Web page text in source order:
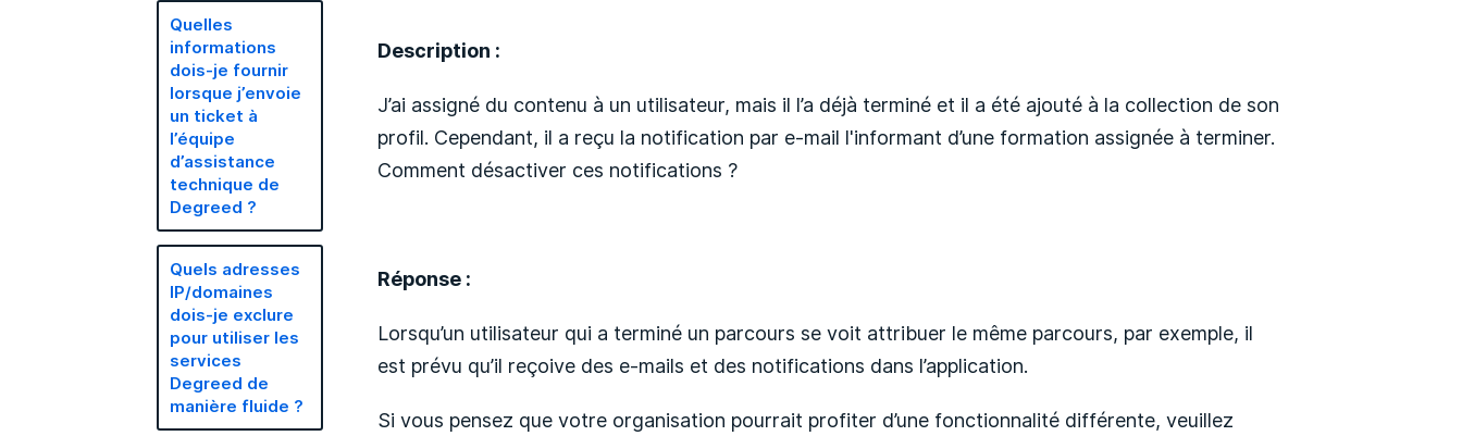
Quelles
informations
dois-je fournir
lorsque j’envoie
un ticket à
l’équipe
d’assistance
technique de
Degreed ?
Quels adresses
IP/domaines
dois-je exclure
pour utiliser les
services
Degreed de
manière fluide ?
Description :
J’ai assigné du contenu à un utilisateur, mais il l’a déjà terminé et il a été ajouté à la collection de son
profil. Cependant, il a reçu la notification par e-mail l'informant d’une formation assignée à terminer.
Comment désactiver ces notifications ?
Réponse :
Lorsqu’un utilisateur qui a terminé un parcours se voit attribuer le même parcours, par exemple, il
est prévu qu’il reçoive des e-mails et des notifications dans l’application.
Si vous pensez que votre organisation pourrait profiter d’une fonctionnalité différente, veuillez